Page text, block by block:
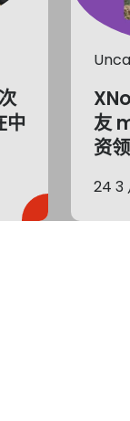
中
友
资
24 3